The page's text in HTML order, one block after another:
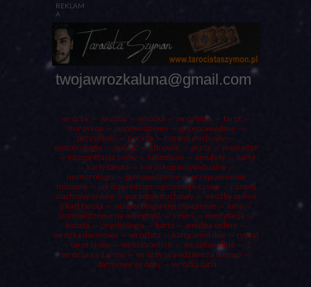
REKLAM
A
wróżby ⇔ wróżba ⇔ wróżka ⇔ wróżbitka ⇔ tarot⇔
horoskop ⇔ jasnowidzenie ⇔ przepowiednie ⇔
przyszłość ⇔ porada ⇔ rozwój duchowy ⇔
numerologia ⇔ miłość ⇔ zdrowie ⇔ praca ⇔ pieniądze
⇔ interpretacja snów ⇔ talizmany ⇔ amulety ⇔ karty
⇔ karty tarota ⇔ horoskop indywidualny ⇔
numerologia ⇔ jasnowidzenie ⇔ przepowiednie
miłosne ⇔ jak dowiedzieć się co mnie czeka ⇔ rozwój
duchowy online ⇔ poradnik duchowy ⇔ wróżby online
z kart tarota ⇔ numerologia i jej znaczenie ⇔ luna ⇔
jasnowidzenie na odległość ⇔ seans ⇔ medytacja ⇔
kabała ⇔ psychologia ⇔ karta ⇔ wróżka online ⇔
wróżka darmowa ⇔ wróżbita ⇔ karty anielskie ⇔ rytuał
⇔ tarot snów ⇔ wróżbaonline ⇔ wróżkaonline ⇔ 1
wróżba za darmo ⇔ wróżby prawdziwe za darmo ⇔
darmowe wróżby ⇔ wróżka luna
twojawrozkaluna@gmail.com